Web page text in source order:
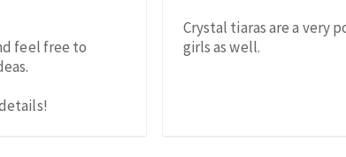
feel free to
Crystal tiaras are a very
girls as well.